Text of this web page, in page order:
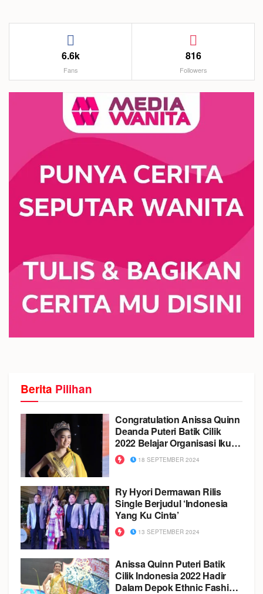
6.6k
Fans
816
Followers
Berita Pilihan
Congratulation Anissa Quinn
Deanda Puteri Batik Cilik
2022 Belajar Organisasi Ikuti
Pemilihan Ketua dan Wakil
Ketua Osis18 SEPTEMBER 2024
Ry Hyori Dermawan Rilis
Single Berjudul ‘Indonesia
Yang Ku Cinta’
13 SEPTEMBER 2024
Anissa Quinn Puteri Batik
Cilik Indonesia 2022 Hadir
Dalam Depok Ethnic Fashion